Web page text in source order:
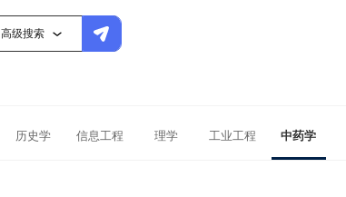
高级搜索
历史学 信息工程 理学 工业工程 中药学